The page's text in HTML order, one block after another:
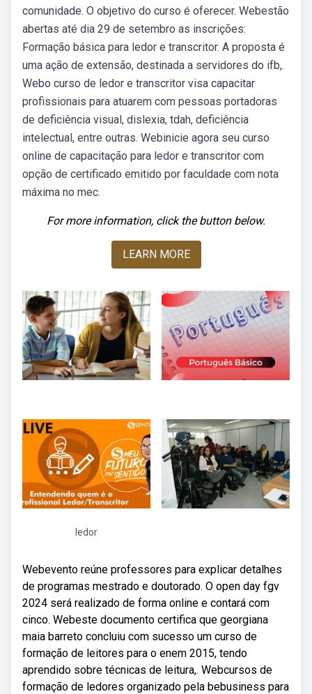
comunidade. O objetivo do curso é oferecer. Webestão
abertas até dia 29 de setembro as inscrições:
Formação básica para ledor e transcritor. A proposta é
uma ação de extensão, destinada a servidores do ifb,.
Webo curso de ledor e transcritor visa capacitar
profissionais para atuarem com pessoas portadoras
de deficiência visual, dislexia, tdah, deficiência
intelectual, entre outras. Webinicie agora seu curso
online de capacitação para ledor e transcritor com
opção de certificado emitido por faculdade com nota
máxima no mec.
For more information, click the button below.
LEARN MORE
ledor
Webevento reúne professores para explicar detalhes
de programas mestrado e doutorado. O open day fgv
2024 será realizado de forma online e contará com
cinco. Webeste documento certifica que georgiana
maia barreto concluiu com sucesso um curso de
formação de leitores para o enem 2015, tendo
aprendido sobre técnicas de leitura,. Webcursos de
formação de ledores organizado pela bebusiness para